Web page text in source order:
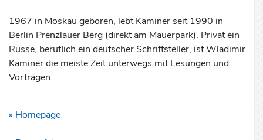
1967 in Moskau geboren, lebt Kaminer seit 1990 in
Berlin Prenzlauer Berg (direkt am Mauerpark). Privat ein
Russe, beruflich ein deutscher Schriftsteller, ist Wladimir
Kaminer die meiste Zeit unterwegs mit Lesungen und
Vorträgen.
» Homepage